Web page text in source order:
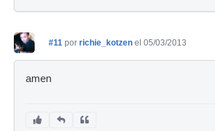
#11 por richie_kotzen el 05/03/2013
amen